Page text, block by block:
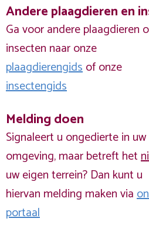
Andere plaagdieren en
Ga voor andere plaagdieren
insecten naar onze
plaagdierengidsof onze
insectengids
Melding doen
Signaleert u ongedierte in uw
omgeving, maar betreft het
uw eigen terrein? Dan kunt u
hiervan melding maken via
portaal